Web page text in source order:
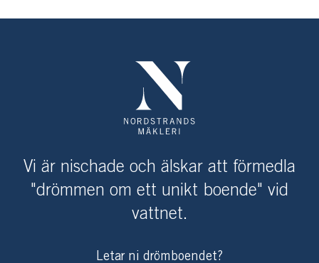
Vi är nischade och älskar att förmedla
"drömmen om ett unikt boende" vid
vattnet.
Letar ni drömboendet?